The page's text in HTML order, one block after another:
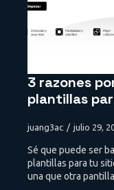
3 razones
plantillas
juang3ac julio 29,
Sé que puede ser
plantillas para tu
una que otra